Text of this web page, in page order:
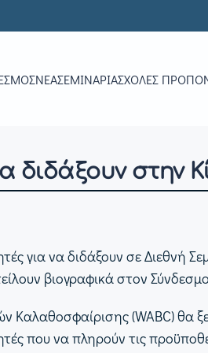
ΝΕΑΣΕΜΙΝΆΡΙΑΣΧΟΛΈΣ
διδάξουν στην
για να διδάξουν σε Διεθνή
βιογραφικά στον
(WABC) θα
που να πληρούν τις